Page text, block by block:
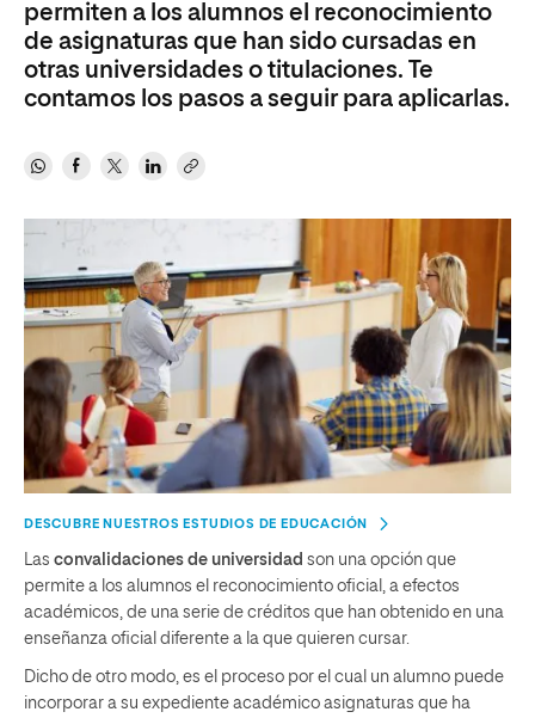
permiten a los alumnos el reconocimiento
de asignaturas que han sido cursadas en
otras universidades o titulaciones. Te
contamos los pasos a seguir para aplicarlas.
DESCUBRE NUESTROS ESTUDIOS DE EDUCACIÓN
Las convalidaciones de universidad son una opción que
permite a los alumnos el reconocimiento oficial, a efectos
académicos, de una serie de créditos que han obtenido en una
enseñanza oficial diferente a la que quieren cursar.
Dicho de otro modo, es el proceso por el cual un alumno puede
incorporar a su expediente académico asignaturas que ha